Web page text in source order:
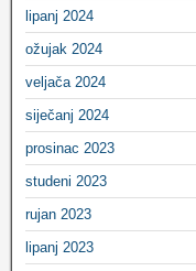
lipanj 2024
ožujak 2024
veljača 2024
siječanj 2024
prosinac 2023
studeni 2023
rujan 2023
lipanj 2023